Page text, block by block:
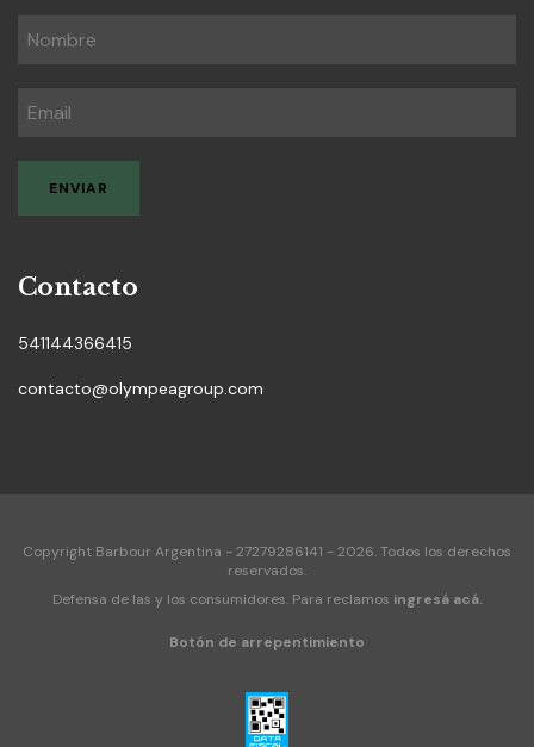
Contacto
541144366415
contacto@olympeagroup.com
Copyright Barbour Argentina - 27279286141 - 2026. Todos los derechos
reservados.
Defensa de las y los consumidores. Para reclamos ingresá acá.
Botón de arrepentimiento